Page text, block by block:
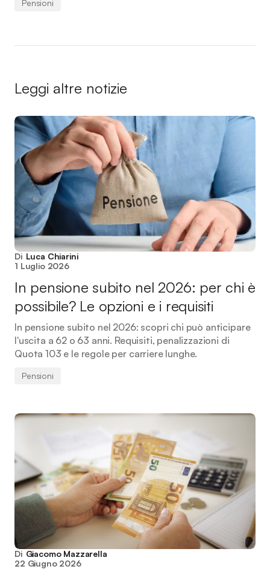
Pensioni
Leggi altre notizie
Di Luca Chiarini
1 Luglio 2026
In pensione subito nel 2026: per chi è
possibile? Le opzioni e i requisiti
In pensione subito nel 2026: scopri chi può anticipare
l'uscita a 62 o 63 anni. Requisiti, penalizzazioni di
Quota 103 e le regole per carriere lunghe.
Pensioni
Di Giacomo Mazzarella
22 Giugno 2026